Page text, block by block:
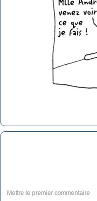
Mettre le premier commentaire